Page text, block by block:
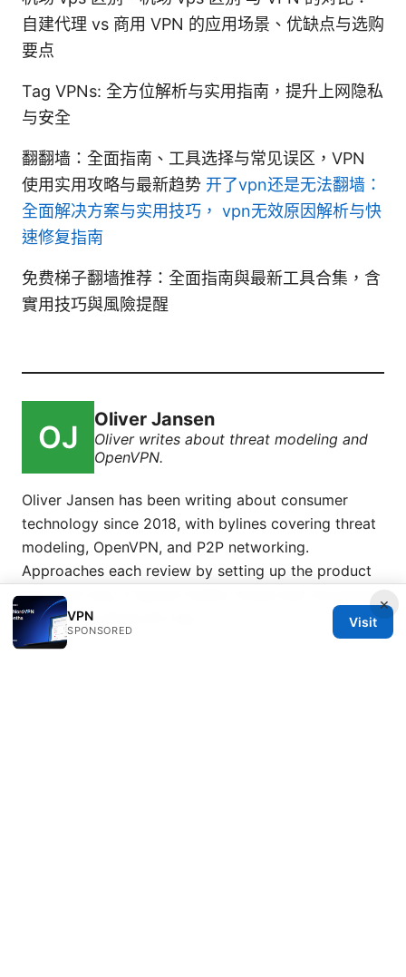
自建代理 vs 商用 VPN 的应用场景、优缺点与选购
要点
Tag VPNs: 全方位解析与实用指南，提升上网隐私
与安全
翻翻墙：全面指南、工具选择与常见误区，VPN
使用实用攻略与最新趋势 开了vpn还是无法翻墙：
全面解决方案与实用技巧， vpn无效原因解析与快
速修复指南
免费梯子翻墙推荐：全面指南與最新工具合集，含
實用技巧與風險提醒
Oliver Jansen
Oliver writes about threat modeling and
OpenVPN.
Oliver Jansen has been writing about consumer
technology since 2018, with bylines covering threat
modeling, OpenVPN, and P2P networking.
Approaches each review by setting up the product
the same way a typical reader would and recording
every snag along the way.
×
VPN
SPONSORED
Visit